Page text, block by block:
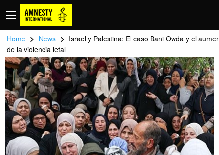
Home > News > Israel y Palestina: El caso Bani Owda y el
de la violencia letal